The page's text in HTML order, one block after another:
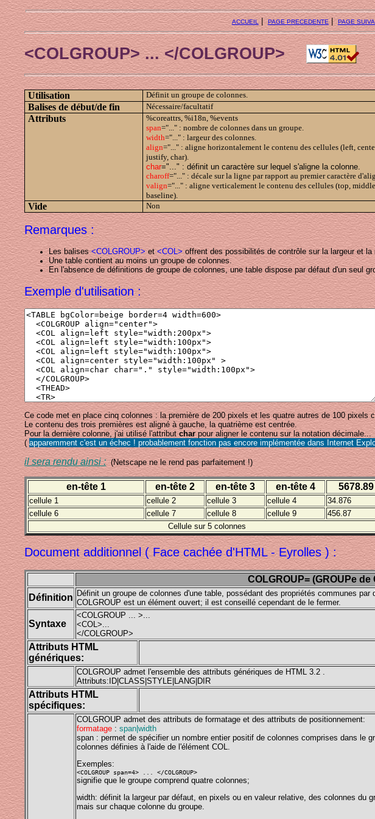
ACCUEIL|PAGE PRECEDENTE|PAGE
<COLGROUP> ... </COLGROUP>
Utilisation Définit un groupe de colonnes.
Balises de début/de fin Nécessaire/facultatif
Attributs
%coreattrs, %i18n, %events
span="..." : nombre de colonnes dans un groupe.
width="..." : largeur des colonnes.
align="..." : aligne horizontalement le contenu des cellules (left,
justify, char).
char="..." : définit un caractère sur lequel s'aligne la colonne.
charoff="..." : décale sur la ligne par rapport au premier caractère
valign="..." : aligne verticalement le contenu des cellules (top,
baseline).
Vide Non
Remarques :
Les balises<COLGROUP>et<COL> offrent des possibilités de contrôle sur la largeur et
Une table contient au moins un groupe de colonnes.
En l'absence de définitions de groupe de colonnes, une table dispose par défaut d'un seul
Exemple d'utilisation :
Ce code met en place cinq colonnes : la première de 200 pixels et les quatre autres de 100 pixels
Le contenu des trois premières est aligné à gauche, la quatrième est centrée.
Pour la dernière colonne, j'ai utilisé l'attributcharpour aligner le contenu sur la notation décimale...
(apparemment c'est un échec ! probablement fonction pas encore implémentée dans Internet
il sera rendu ainsi :(Netscape ne le rend pas parfaitement !)
en-tête 1 en-tête 2 en-tête 3 en-tête 4 5678.89
cellule 1 cellule 2 cellule 3 cellule 4
34.876
cellule 6
cellule 7 cellule 8 cellule 9
456.87
Cellule sur 5 colonnes
Document additionnel ( Face cachée d'HTML - Eyrolles ) :
COLGROUP= (GROUPe
Définition Définit un groupe de colonnes d'une table, possédant des propriétés communes par
COLGROUP est un élément ouvert; il est conseillé cependant de le fermer.
Syntaxe
<COLGROUP ... >...
<COL>...
</COLGROUP>
Attributs HTML
génériques:
COLGROUP admet l'ensemble des attributs génériques de HTML 3.2 .
Attributs:ID|CLASS|STYLE|LANG|DIR
Attributs HTML
spécifiques:
COLGROUP admet des attributs de formatage et des attributs de positionnement:
formatage :span|width
span : permet de spécifier un nombre entier positif de colonnes comprises dans le
colonnes définies à l'aide de l'élément COL.
Exemples:
<COLGROUP span=4> ... </COLGROUP>
signifie que le groupe comprend quatre colonnes;
width: définit la largeur par défaut, en pixels ou en valeur relative, des colonnes du
mais sur chaque colonne du groupe.